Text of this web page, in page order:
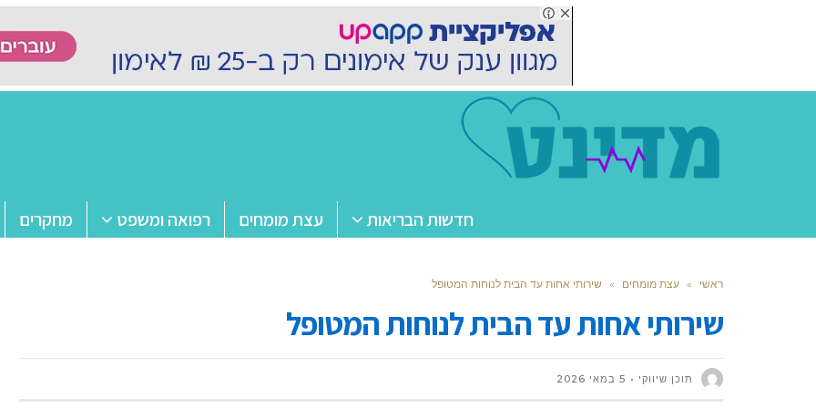
חדשות הבריאות עצת מומחים רפואה ומשפט מחקרים
ראשי » עצת מומחים » שירותי אחות עד הבית לנוחות המטופל
שירותי אחות עד הבית לנוחות המטופל
תוכן שיווקי 5 במאי 2026